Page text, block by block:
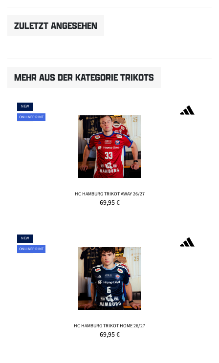
ZULETZT ANGESEHEN
MEHR AUS DER KATEGORIE TRIKOTS
NEW
ONLINEPRINT
HC HAMBURG TRIKOT AWAY 26/27
69,95€
NEW
ONLINEPRINT
HC HAMBURG TRIKOT HOME 26/27
69,95€